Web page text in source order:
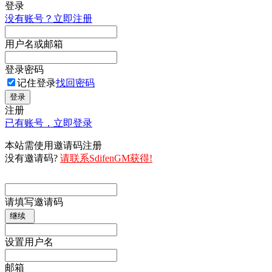
登录
没有账号？立即注册
用户名或邮箱
登录密码
记住登录找回密码
登录
注册
已有账号，立即登录
本站需使用邀请码注册
没有邀请码? 请联系SdifenGM获得!
请填写邀请码
继续
设置用户名
邮箱